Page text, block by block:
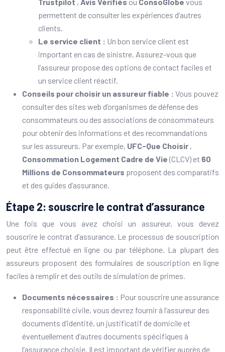
permettent de consulter les expériences d’autres
clients.
Le service client : Un bon service client est
important en cas de sinistre. Assurez-vous que
l’assureur propose des options de contact faciles et
un service client réactif.
Conseils pour choisir un assureur fiable : Vous pouvez
consulter des sites web d’organismes de défense des
consommateurs ou des associations de consommateurs
pour obtenir des informations et des recommandations
sur les assureurs. Par exemple, UFC-Que Choisir ,
Consommation Logement Cadre de Vie (CLCV) et 60
Millions de Consommateurs proposent des comparatifs
et des guides d’assurance.
Étape 2: souscrire le contrat d’assurance
Une fois que vous avez choisi un assureur, vous devez
souscrire le contrat d’assurance. Le processus de souscription
peut être effectué en ligne ou par téléphone. La plupart des
assureurs proposent des formulaires de souscription en ligne
faciles à remplir et des outils de simulation de primes.
Documents nécessaires : Pour souscrire une assurance
responsabilité civile, vous devrez fournir à l’assureur des
documents d’identité, un justificatif de domicile et
éventuellement d’autres documents spécifiques à
l’assurance choisie. Il est important de vérifier auprès de